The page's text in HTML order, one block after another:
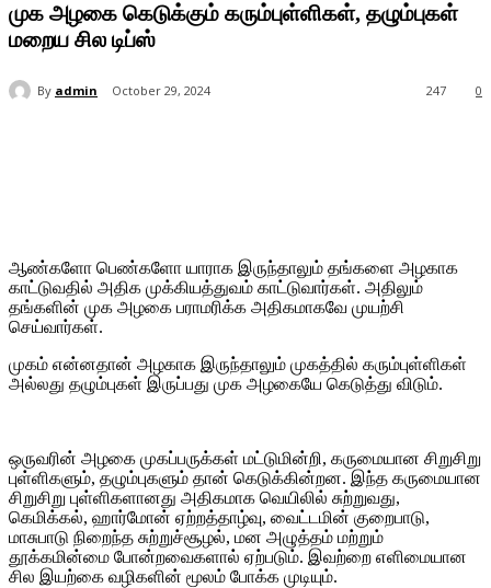
முக அழகை கெடுக்கும் கரும்புள்ளிகள், தழும்புகள்
மறைய சில டிப்ஸ்
By admin October 29, 2024 0
247
ஆண்களோ பெண்களோ யாராக இருந்தாலும் தங்களை அழகாக
காட்டுவதில் அதிக முக்கியத்துவம் காட்டுவார்கள். அதிலும்
தங்களின் முக அழகை பராமரிக்க அதிகமாகவே முயற்சி
செய்வார்கள்.
முகம் என்னதான் அழகாக இருந்தாலும் முகத்தில் கரும்புள்ளிகள்
அல்லது தழும்புகள் இருப்பது முக அழகையே கெடுத்து விடும்.
ஒருவரின் அழகை முகப்பருக்கள் மட்டுமின்றி, கருமையான சிறுசிறு
புள்ளிகளும், தழும்புகளும் தான் கெடுக்கின்றன. இந்த கருமையான
சிறுசிறு புள்ளிகளானது அதிகமாக வெயிலில் சுற்றுவது,
கெமிக்கல், ஹார்மோன் ஏற்றத்தாழ்வு, வைட்டமின் குறைபாடு,
மாசுபாடு நிறைந்த சுற்றுச்சூழல், மன அழுத்தம் மற்றும்
தூக்கமின்மை போன்றவைகளால் ஏற்படும். இவற்றை எளிமையான
சில இயற்கை வழிகளின் மூலம் போக்க முடியும்.